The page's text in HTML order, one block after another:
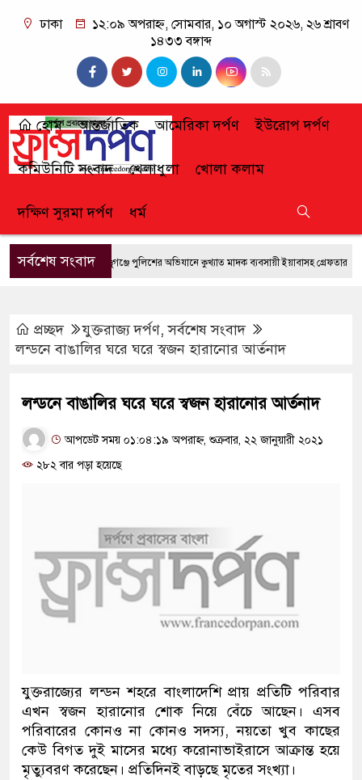
ঢাকা
১২:০৯ অপরাহ্ন, সোমবার, ১০ অগাস্ট ২০২৬, ২৬ শ্রাবণ
১৪৩৩ বঙ্গাব্দ
হোম আন্তর্জাতিক আমেরিকা দর্পণ ইউরোপ দর্পণ
কমিউনিটি সংবাদ খেলাধুলা খোলা কলাম
দক্ষিণ সুরমা দর্পণ ধর্ম
সর্বশেষ সংবাদফেঞ্চুগঞ্জে পুলিশের অভিযানে কুখ্যাত মাদক ব্যবসায়ী ইয়াবাসহ গ্রেফতার জুলাই
প্রচ্ছদ যুক্তরাজ্য দর্পণ,সর্বশেষ সংবাদ
লন্ডনে বাঙালির ঘরে ঘরে স্বজন হারানোর আর্তনাদ
লন্ডনে বাঙালির ঘরে ঘরে স্বজন হারানোর আর্তনাদ
আপডেট সময় ০১:০৪:১৯ অপরাহ্ন, শুক্রবার, ২২ জানুয়ারী ২০২১
২৮২ বার পড়া হয়েছে
যুক্তরাজ্যের লন্ডন শহ‌রে বাংলা‌দেশি প্রায় প্রতি‌টি প‌রিবার
এখন স্বজন হারা‌নোর শো‌ক নিয়ে বেঁচে আছেন। এসব
পরিবারের কোনও না কোনও সদস্য, নয়তো খুব কাছের
কেউ বিগত দুই মাসের মধ্যে করোনাভাইরাসে আক্রান্ত হয়ে
মৃত্যুবরণ করেছেন। প্রতিদিনই বাড়ছে মৃতের সংখ্যা।